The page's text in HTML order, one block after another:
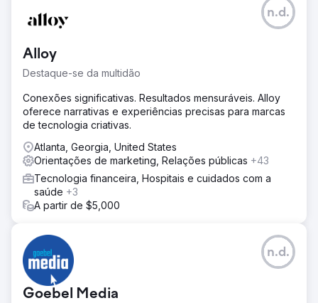
Alloy
Destaque-se da multidão
n.d.
Conexões significativas. Resultados mensuráveis. Alloy
oferece narrativas e experiências precisas para marcas
de tecnologia criativas.
Atlanta, Georgia, United States
Orientações de marketing, Relações públicas +43
Tecnologia financeira, Hospitais e cuidados com a
saúde +3
A partir de $5,000
Goebel Media
n.d.